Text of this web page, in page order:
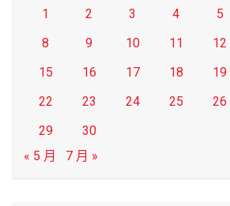
1
2 3 4 5
8
9 10 11 12
15
16 17 18 19
22
23 24 25 26
29
30
« 5 月
7 月 »